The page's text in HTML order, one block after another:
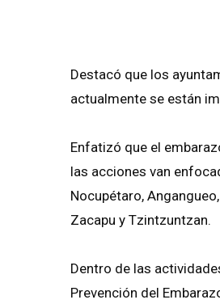
Destacó que los
actualmente se están
Enfatizó que el
las acciones van
Nocupétaro,
Zacapu y Tzintzuntzan.
Dentro de las
Prevención del